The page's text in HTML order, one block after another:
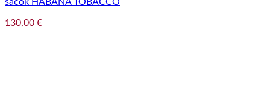
130,00 €